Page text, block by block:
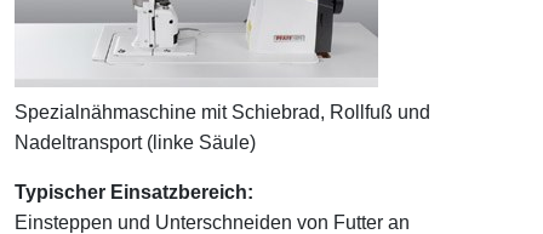
Spezialnähmaschine mit Schiebrad, Rollfuß und
Nadeltransport (linke Säule)
Typischer Einsatzbereich:
Einsteppen und Unterschneiden von Futter an